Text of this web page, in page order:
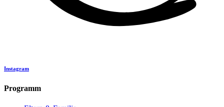
Instagram
Programm